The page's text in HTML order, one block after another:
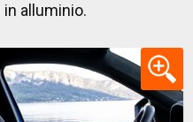
in alluminio.